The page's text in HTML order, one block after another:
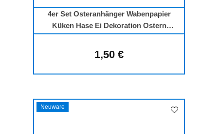
4er Set Osteranhänger Wabenpapier
Küken Hase Ei Dekoration Ostern
Aufhänger
Regulärer Preis:
1,50 €
Neuware